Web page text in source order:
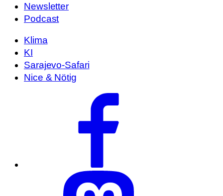
Newsletter
Podcast
Klima
KI
Sarajevo-Safari
Nice & Nötig